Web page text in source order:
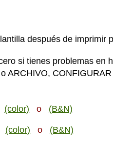
después de imprimir
si tienes problemas en
ARCHIVO,
(color) o (B&N)
(color) o (B&N)